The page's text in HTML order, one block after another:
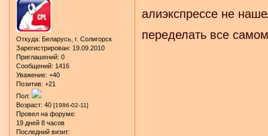
Откуда: Беларусь, г. Солигорск
Зарегистрирован: 19.09.2010
Приглашений: 0
Сообщений: 1416
Уважение: +40
Позитив: +21
Пол:
Возраст: 40 [1986-02-11]
Провел на форуме:
19 дней 8 часов
Последний визит:
алиэкспрессе не
переделать все